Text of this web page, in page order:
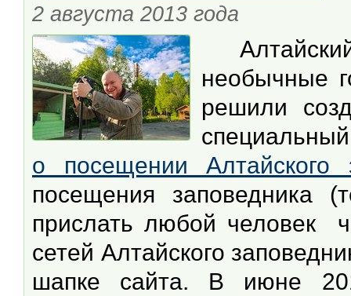
2 августа 2013 года
необычные
решили
о посещении Алтайского
посещения заповедника
прислать любой человек
сетей Алтайского
шапке сайта. В июне